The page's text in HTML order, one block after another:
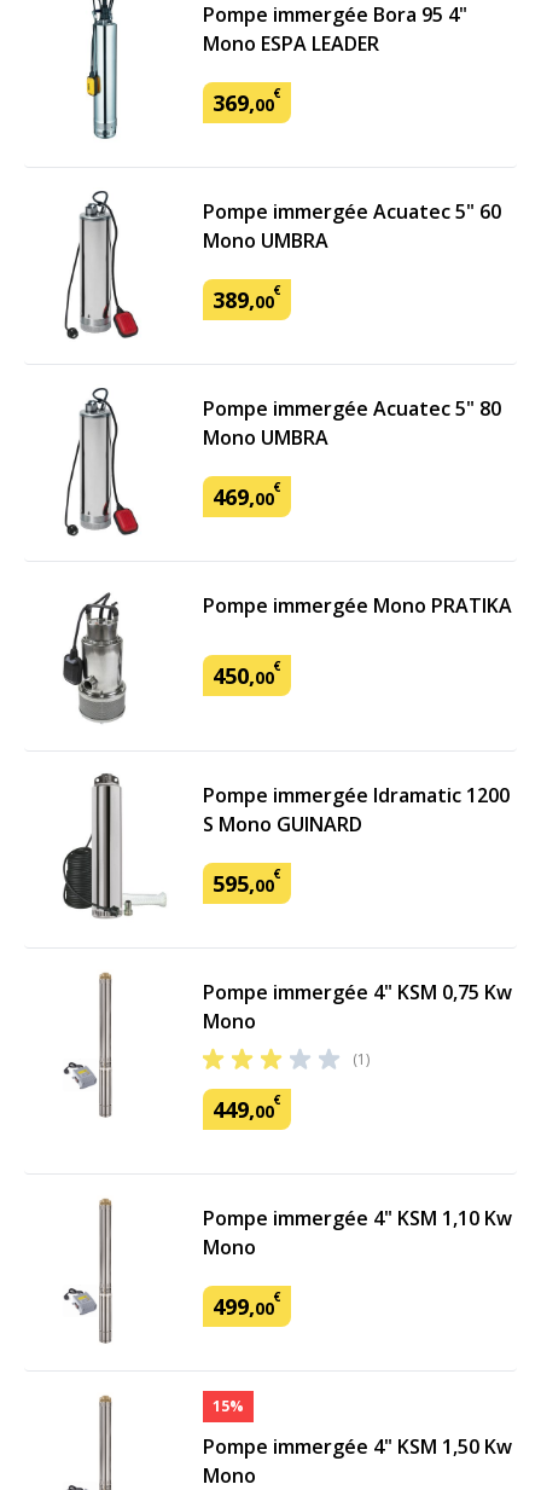
Pompe immergée Bora 95 4"
Mono ESPA LEADER
369,00€
Pompe immergée Acuatec 5" 60
Mono UMBRA
389,00€
Pompe immergée Acuatec 5" 80
Mono UMBRA
469,00€
Pompe immergée Mono PRATIKA
450,00€
Pompe immergée Idramatic 1200
S Mono GUINARD
595,00€
Pompe immergée 4" KSM 0,75 Kw
Mono
(1)
449,00€
Pompe immergée 4" KSM 1,10 Kw
Mono
499,00€
15%
Pompe immergée 4" KSM 1,50 Kw
Mono